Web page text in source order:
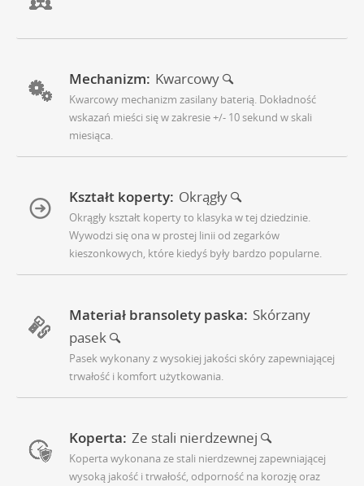
Mechanizm: Kwarcowy
Kwarcowy mechanizm zasilany baterią. Dokładność
wskazań mieści się w zakresie +/- 10 sekund w skali
miesiąca.
Kształt koperty: Okrągły
Okrągły kształt koperty to klasyka w tej dziedzinie.
Wywodzi się ona w prostej linii od zegarków
kieszonkowych, które kiedyś były bardzo popularne.
Materiał bransolety paska: Skórzany
pasek
Pasek wykonany z wysokiej jakości skóry zapewniającej
trwałość i komfort użytkowania.
Koperta: Ze stali nierdzewnej
Koperta wykonana ze stali nierdzewnej zapewniającej
wysoką jakość i trwałość, odporność na korozję oraz